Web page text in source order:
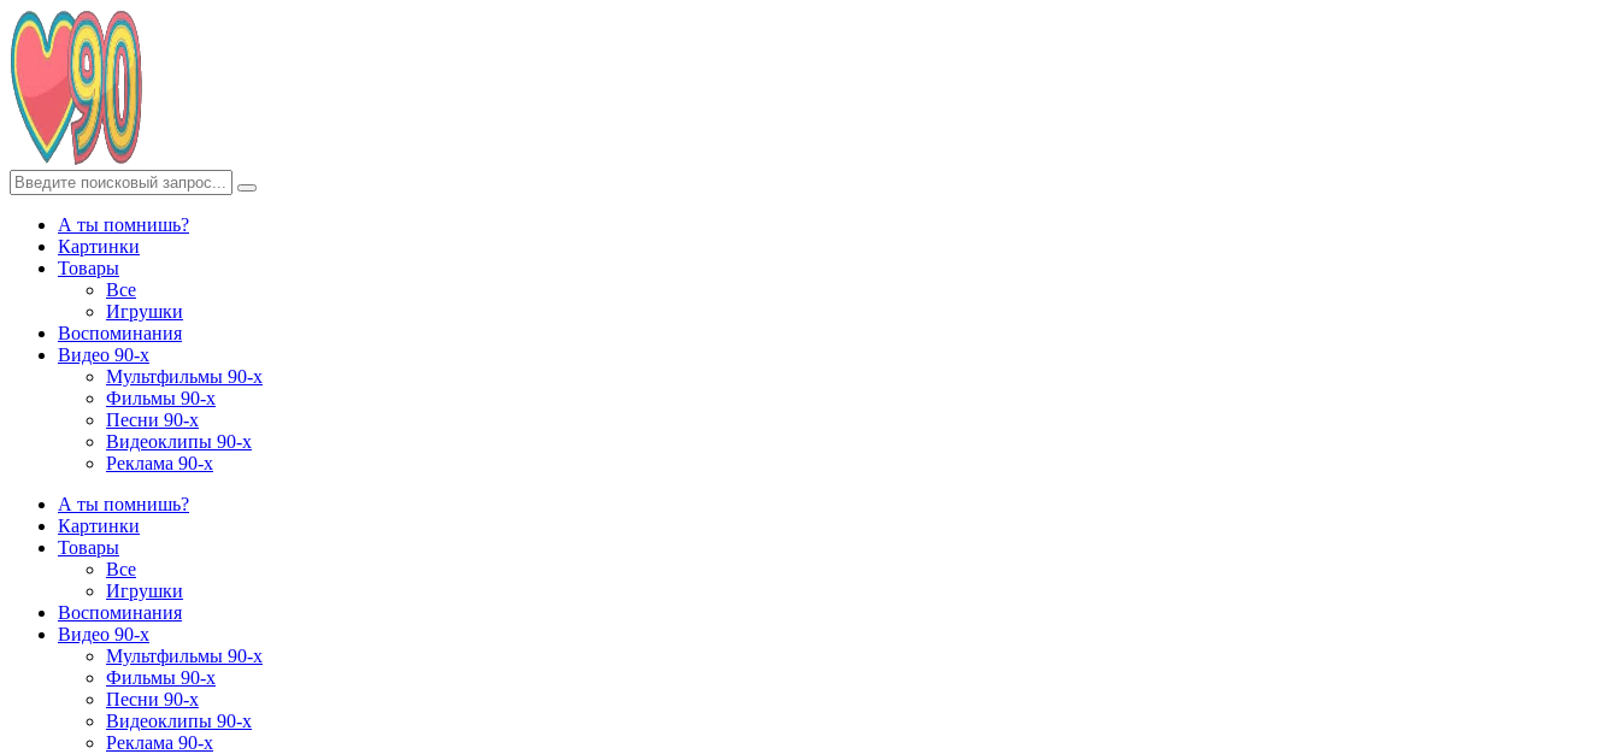
А ты помнишь?
Картинки
Товары
Все
Игрушки
Воспоминания
Видео 90-х
Мультфильмы 90-х
Фильмы 90-х
Песни 90-х
Видеоклипы 90-х
Реклама 90-х
А ты помнишь?
Картинки
Товары
Все
Игрушки
Воспоминания
Видео 90-х
Мультфильмы 90-х
Фильмы 90-х
Песни 90-х
Видеоклипы 90-х
Реклама 90-х